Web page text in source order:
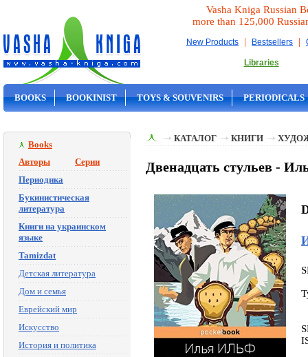
Vasha Kniga Russian
more than 125,000
New Products | Bestsellers |
Libraries
BOOKS BOOKINIST TOYS & SOUVENIRS PERIODICALS
Books
Авторы
Серии
Периодика
Букинистическая
литература
Книги на украинском
языке
Tamizdat
Детская литература
Дом и семья
Еврейский мир
Искусство
История и политика
КАТАЛОГ КНИГИ
Двенадцать стульев -